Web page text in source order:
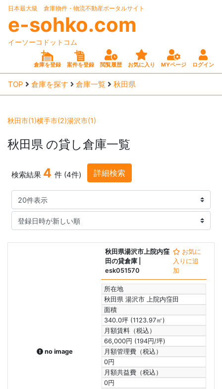
日本最大級 倉庫物件・物流不動産ポータルサイト
e-sohko.com
イーソーコドットコム
倉庫を登録 案件を登録 閲覧履歴 お気に入り MYページ ログイン
TOP 倉庫を探す 倉庫一覧 秋田県
秋田市(1)横手市(2)湯沢市(1)
秋田県 の貸し倉庫一覧
検索結果 4 件 (4件) 詳細検索
no image
秋田県湯沢市上院内窪
田の貸倉庫
esk051570
お気に
入りに追
加
所在地
秋田県 湯沢市 上院内窪田
面積
340.0坪 (1123.97㎡)
月額賃料（税込）
66,000円 (194円/坪)
月額管理費（税込）
0円
月額共益費（税込）
0円